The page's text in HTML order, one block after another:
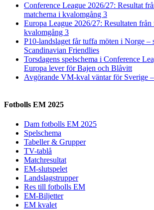
Conference League 2026/27: Resultat
matcherna i kvalomgång 3
Europa League 2026/27: Resultaten från
kvalomgång 3
P10-landslaget får tuffa möten i Norge –
Scandinavian Friendlies
Torsdagens spelschema i Conference
Europa lever för Bajen och Blåvitt
Avgörande VM-kval väntar för Sverige
Fotbolls EM 2025
Dam fotbolls EM 2025
Spelschema
Tabeller & Grupper
TV-tablå
Matchresultat
EM-slutspelet
Landslagstrupper
Res till fotbolls EM
EM-Biljetter
EM kvalet